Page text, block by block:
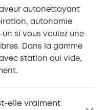
autonettoyant
autonomie
si vous voulez une
Dans la gamme
station qui vide,
elle vraiment